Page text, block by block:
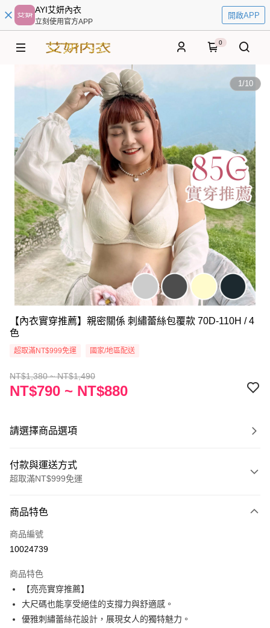
AYI艾妍內衣
立刻使用官方APP
開啟APP
0
1/10
【內衣實穿推薦】親密關係 刺繡蕾絲包覆款 70D-110H / 4
色
超取滿NT$999免運 國家/地區配送
NT$1,380 ~ NT$1,490
NT$790 ~ NT$880
請選擇商品選項
付款與運送方式
超取滿NT$999免運
信用卡一次付款
超商取貨付款
ATM付款
運送方式
商品特色
商品編號
10024739
商品特色
【亮亮實穿推薦】
大尺碼也能享受絕佳的支撐力與舒適感。
優雅刺繡蕾絲花設計，展現女人的獨特魅力。